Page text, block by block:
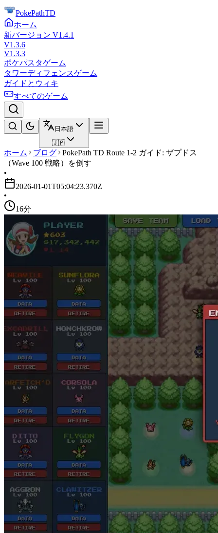
PokePathTD
ホーム
新バージョン V1.4.1
V1.3.6
V1.3.3
ポケパスタゲーム
タワーディフェンスゲーム
ガイドとウィキ
すべてのゲーム
日本語
🇯🇵
ホーム ブログ
PokePath TD Route 1-2 ガイド: ザプドス
（Wave 100 戦略）を倒す
•
2026-01-01T05:04:23.370Z
•
16分